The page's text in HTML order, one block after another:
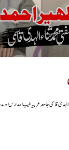
الہدیٰ قاسمی جامعہ عربیہ طیب المدارس